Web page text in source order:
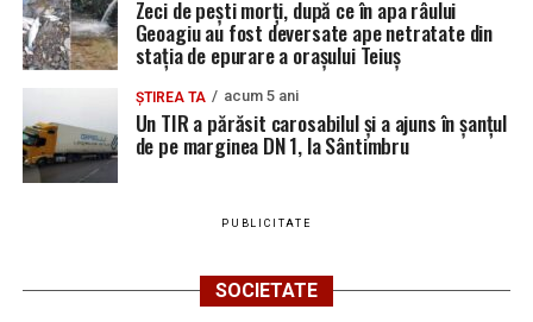
Zeci de pești morți, după ce în apa râului
Geoagiu au fost deversate ape netratate din
stația de epurare a orașului Teiuș
ȘTIREA TA acum 5 ani
Un TIR a părăsit carosabilul și a ajuns în șanțul
de pe marginea DN 1, la Sântimbru
PUBLICITATE
SOCIETATE